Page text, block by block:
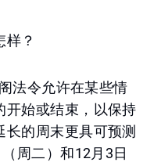
？
法令允许在某些情
开始或结束，以保持
的周末更具可预测
周二）和12月3日